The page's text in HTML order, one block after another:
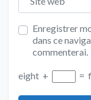
Enregistrer
dans ce
commenterai.
eight + =